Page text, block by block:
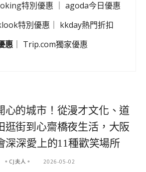
特別優惠
agoda今日優惠
特別優惠
kkday熱門折扣
惠
Trip.com獨家優惠
心的城市！從漫才文化、道
逛街到心齋橋夜生活，大阪
深深愛上的11種歡笑場所
。CJ夫人。 2026-05-02